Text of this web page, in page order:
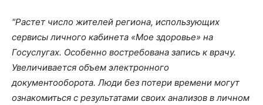
"Растет число жителей региона, использующих
сервисы личного кабинета «Мое здоровье» на
Госуслугах. Особенно востребована запись к врачу.
Увеличивается объем электронного
документооборота. Люди без потери времени могут
ознакомиться с результатами своих анализов в личном